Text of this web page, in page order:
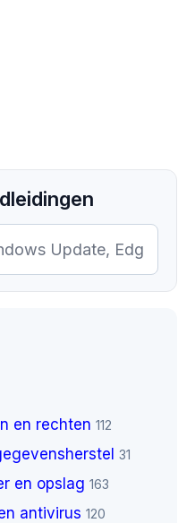
en rechten 112
31
en opslag 163
antivirus 120